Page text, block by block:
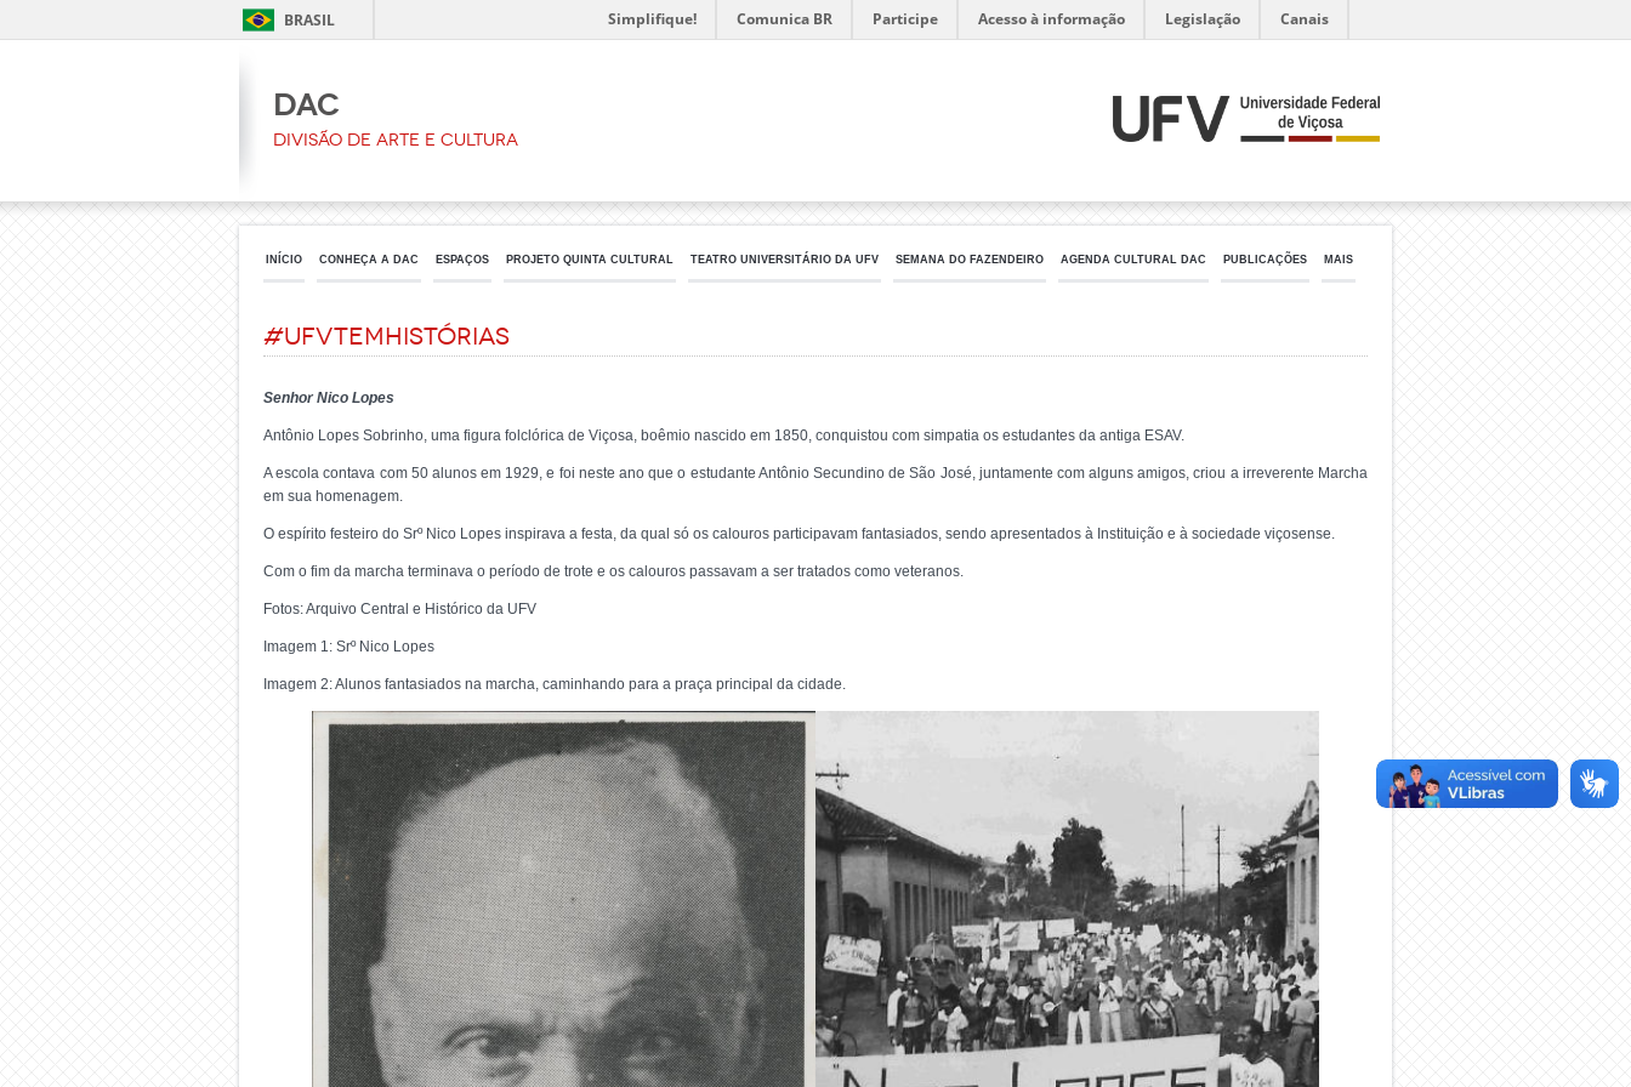
BRASIL Simplifique! Comunica BR Participe Acesso à informação Legislação Canais
DAC
Divisão de Arte e Cultura
INÍCIO CONHEÇA A DAC ESPAÇOS PROJETO QUINTA CULTURAL TEATRO UNIVERSITÁRIO DA UFV SEMANA DO FAZENDEIRO AGENDA CULTURAL DAC PUBLICAÇÕES MAIS
#UFVtemhistórias
Senhor Nico Lopes
Antônio Lopes Sobrinho, uma figura folclórica de Viçosa, boêmio nascido em 1850, conquistou com simpatia os estudantes da antiga ESAV.
A escola contava com 50 alunos em 1929, e foi neste ano que o estudante Antônio Secundino de São José, juntamente com alguns amigos, criou a irreverente Marcha
em sua homenagem.
O espírito festeiro do Srº Nico Lopes inspirava a festa, da qual só os calouros participavam fantasiados, sendo apresentados à Instituição e à sociedade viçosense.
Com o fim da marcha terminava o período de trote e os calouros passavam a ser tratados como veteranos.
Fotos: Arquivo Central e Histórico da UFV
Imagem 1: Srº Nico Lopes
Imagem 2: Alunos fantasiados na marcha, caminhando para a praça principal da cidade.